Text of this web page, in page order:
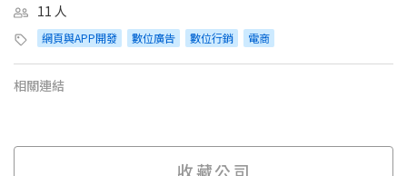
11 人
網頁與APP開發 數位廣告 數位行銷 電商
相關連結
收藏公司